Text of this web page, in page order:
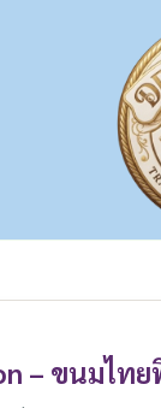
– ขนมไท